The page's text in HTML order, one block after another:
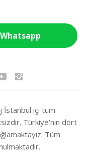
Whatsapp
İstanbul içi tüm
Türkiye’nin dört
Tüm